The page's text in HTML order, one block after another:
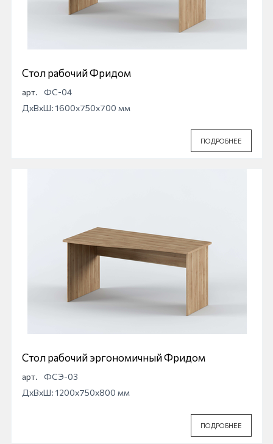
Стол рабочий Фридом
арт.
ФС-04
ДхВхШ: 1600x750x700 мм
ПОДРОБНЕЕ
Стол рабочий эргономичный Фридом
арт.
ФСЭ-03
ДхВхШ: 1200x750x800 мм
ПОДРОБНЕЕ